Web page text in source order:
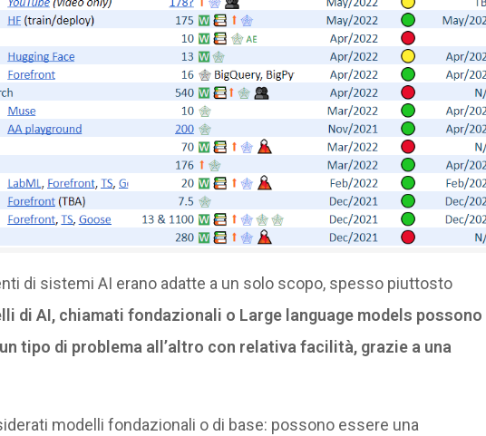
di sistemi AI erano adatte a un solo scopo, spesso piuttosto
di AI, chiamati fondazionali o Large language models possono
tipo di problema all’altro con relativa facilità, grazie a una
modelli fondazionali o di base: possono essere una